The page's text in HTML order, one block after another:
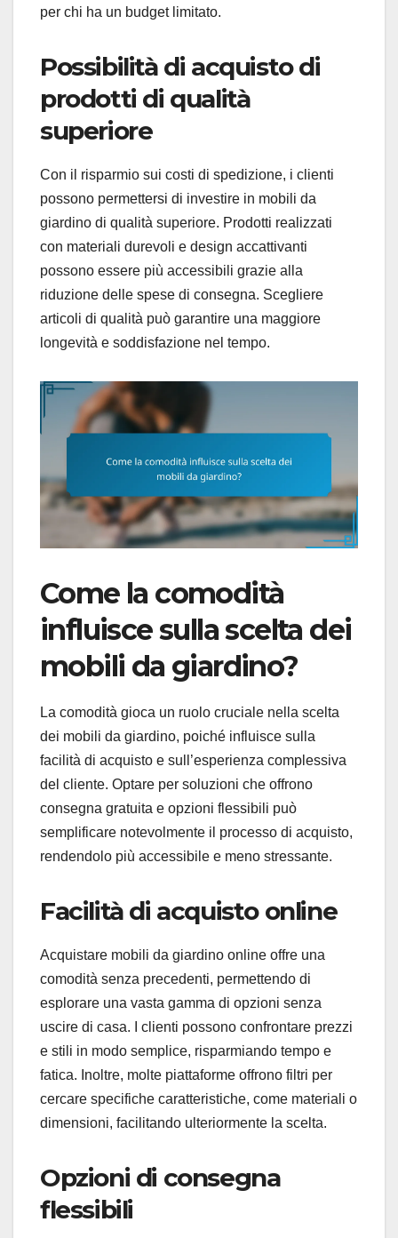
per chi ha un budget limitato.
Possibilità di acquisto di
prodotti di qualità
superiore
Con il risparmio sui costi di spedizione, i clienti
possono permettersi di investire in mobili da
giardino di qualità superiore. Prodotti realizzati
con materiali durevoli e design accattivanti
possono essere più accessibili grazie alla
riduzione delle spese di consegna. Scegliere
articoli di qualità può garantire una maggiore
longevità e soddisfazione nel tempo.
Come la comodità
influisce sulla scelta dei
mobili da giardino?
La comodità gioca un ruolo cruciale nella scelta
dei mobili da giardino, poiché influisce sulla
facilità di acquisto e sull’esperienza complessiva
del cliente. Optare per soluzioni che offrono
consegna gratuita e opzioni flessibili può
semplificare notevolmente il processo di acquisto,
rendendolo più accessibile e meno stressante.
Facilità di acquisto online
Acquistare mobili da giardino online offre una
comodità senza precedenti, permettendo di
esplorare una vasta gamma di opzioni senza
uscire di casa. I clienti possono confrontare prezzi
e stili in modo semplice, risparmiando tempo e
fatica. Inoltre, molte piattaforme offrono filtri per
cercare specifiche caratteristiche, come materiali o
dimensioni, facilitando ulteriormente la scelta.
Opzioni di consegna
flessibili